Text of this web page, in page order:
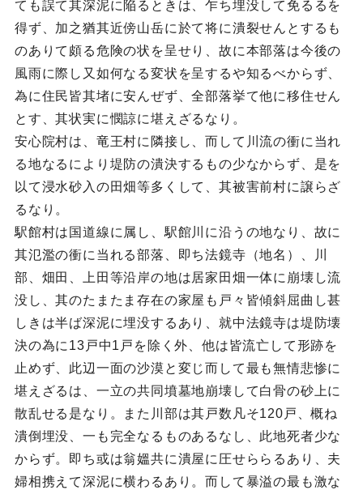
ても誤て其深泥に陥るときは、乍ち埋没して免るるを
得ず、加之猶其近傍山岳に於て将に潰裂せんとするも
のありて頗る危険の状を呈せり、故に本部落は今後の
風雨に際し又如何なる変状を呈するや知るべからず、
為に住民皆其堵に安んぜず、全部落挙て他に移住せん
とす、其状実に憫諒に堪えざるなり。
安心院村は、竜王村に隣接し、而して川流の衝に当れ
る地なるにより堤防の潰決するもの少なからず、是を
以て浸水砂入の田畑等多くして、其被害前村に譲らざ
るなり。
駅館村は国道線に属し、駅館川に沿うの地なり、故に
其氾濫の衝に当れる部落、即ち法鏡寺（地名）、川
部、畑田、上田等沿岸の地は居家田畑一体に崩壊し流
没し、其のたまたま存在の家屋も戸々皆傾斜屈曲し甚
しきは半ば深泥に埋没するあり、就中法鏡寺は堤防壊
決の為に13戸中1戸を除く外、他は皆流亡して形跡を
止めず、此辺一面の沙漠と変じ而して最も無情悲惨に
堪えざるは、一立の共同墳墓地崩壊して白骨の砂上に
散乱せる是なり。また川部は其戸数凡そ120戸、概ね
潰倒埋没、一も完全なるものあるなし、此地死者少な
からず。即ち或は翁媼共に潰屋に圧せららるあり、夫
婦相携えて深泥に横わるあり。而して暴溢の最も激な